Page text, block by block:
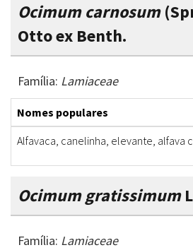
Ocimum carnosum
Otto ex Benth.
Família: Lamiaceae
Nomes populares
Alfavaca, canelinha, elevante, alfava
Ocimum gratissimum
Família: Lamiaceae